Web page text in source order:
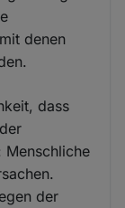
denen
dass
Menschliche
der